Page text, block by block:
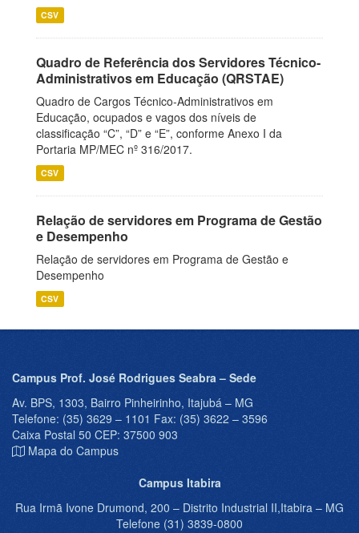
CSV
Quadro de Referência dos Servidores Técnico-
Administrativos em Educação (QRSTAE)
Quadro de Cargos Técnico-Administrativos em
Educação, ocupados e vagos dos níveis de
classificação “C”, “D” e “E”, conforme Anexo I da
Portaria MP/MEC nº 316/2017.
CSV
Relação de servidores em Programa de Gestão
e Desempenho
Relação de servidores em Programa de Gestão e
Desempenho
CSV
Campus Prof. José Rodrigues Seabra – Sede
Av. BPS, 1303, Bairro Pinheirinho, Itajubá – MG
Telefone: (35) 3629 – 1101 Fax: (35) 3622 – 3596
Caixa Postal 50 CEP: 37500 903
Mapa do Campus
Campus Itabira
Rua Irmã Ivone Drumond, 200 – Distrito Industrial II,Itabira – MG
Telefone (31) 3839-0800